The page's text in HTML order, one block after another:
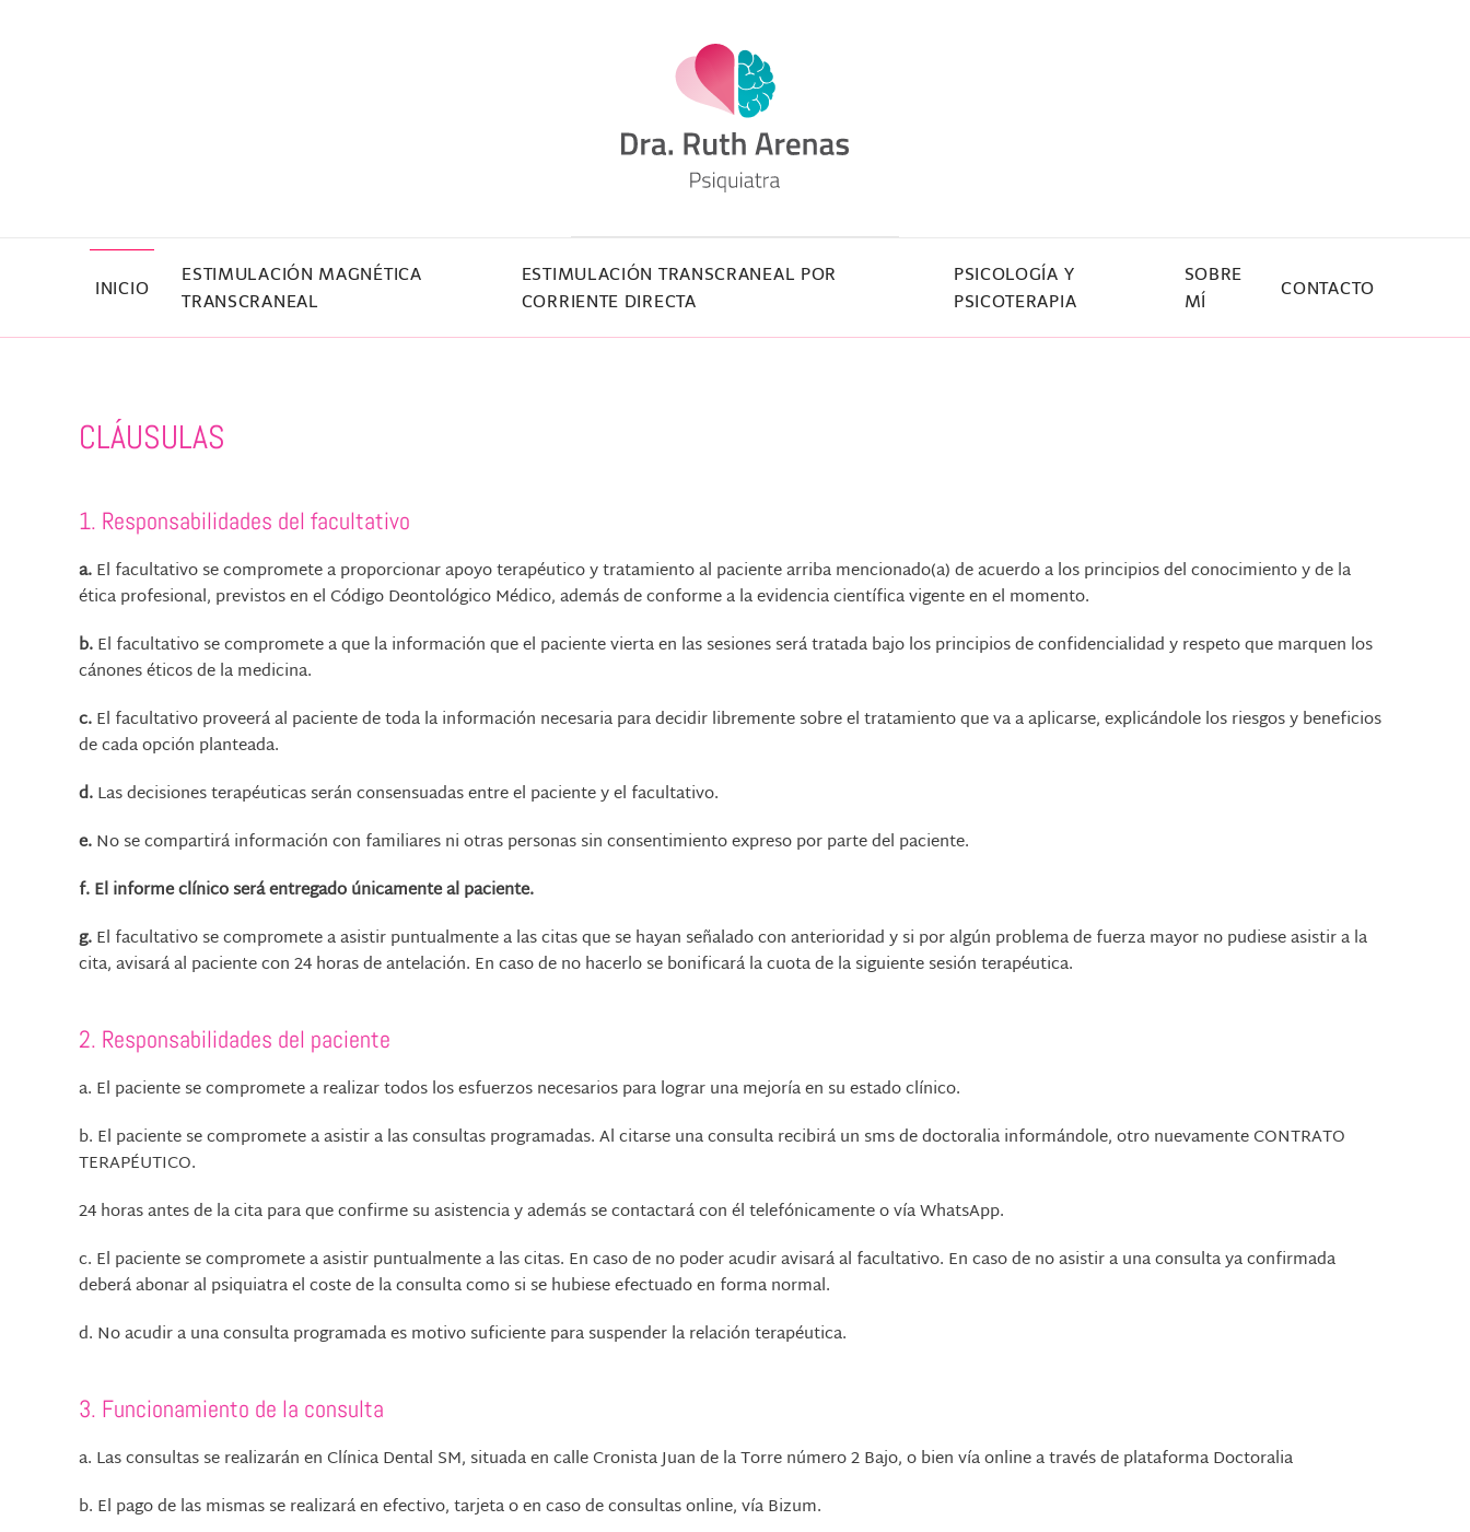
INICIO
ESTIMULACIÓN MAGNÉTICA
TRANSCRANEAL
ESTIMULACIÓN TRANSCRANEAL POR
CORRIENTE DIRECTA
PSICOLOGÍA Y
PSICOTERAPIA
SOBRE
MÍ
CONTACTO
CLÁUSULAS
1. Responsabilidades del facultativo
a.El facultativo se compromete a proporcionar apoyo terapéutico y tratamiento al paciente arriba mencionado(a) de acuerdo a los principios del conocimiento y de la
ética profesional, previstos en el Código Deontológico Médico, además de conforme a la evidencia científica vigente en el momento.
b.El facultativo se compromete a que la información que el paciente vierta en las sesiones será tratada bajo los principios de confidencialidad y respeto que marquen los
cánones éticos de la medicina.
c.El facultativo proveerá al paciente de toda la información necesaria para decidir libremente sobre el tratamiento que va a aplicarse, explicándole los riesgos y beneficios
de cada opción planteada.
d.Las decisiones terapéuticas serán consensuadas entre el paciente y el facultativo.
e.No se compartirá información con familiares ni otras personas sin consentimiento expreso por parte del paciente.
f. El informe clínico será entregado únicamente al paciente.
g.El facultativo se compromete a asistir puntualmente a las citas que se hayan señalado con anterioridad y si por algún problema de fuerza mayor no pudiese asistir a la
cita, avisará al paciente con 24 horas de antelación. En caso de no hacerlo se bonificará la cuota de la siguiente sesión terapéutica.
2. Responsabilidades del paciente
a. El paciente se compromete a realizar todos los esfuerzos necesarios para lograr una mejoría en su estado clínico.
b. El paciente se compromete a asistir a las consultas programadas. Al citarse una consulta recibirá un sms de doctoralia informándole, otro nuevamenteCONTRATO
TERAPÉUTICO.
24 horas antes de la cita para que confirme su asistencia y además se contactará con él telefónicamente o vía WhatsApp.
c. El paciente se compromete a asistir puntualmente a las citas. En caso de no poder acudir avisará al facultativo. En caso de no asistir a una consulta ya confirmada
deberá abonar al psiquiatra el coste de la consulta como si se hubiese efectuado en forma normal.
d. No acudir a una consulta programada es motivo suficiente para suspender la relación terapéutica.
3. Funcionamiento de la consulta
a. Las consultas se realizarán en Clínica Dental SM, situada en calle Cronista Juan de la Torre número 2 Bajo, o bien vía online a través de plataforma Doctoralia
b. El pago de las mismas se realizará en efectivo, tarjeta o en caso de consultas online, vía Bizum.